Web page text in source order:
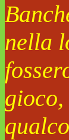
nella
gioco,